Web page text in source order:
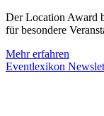
Der Location Award
für besondere
Mehr erfahren
Eventlexikon